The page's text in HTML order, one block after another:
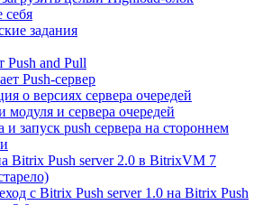
себя
задания
Push and Pull
Push-сервер
о версиях сервера очередей
модуля и сервера очередей
и запуск push сервера на стороннем
Bitrix Push server 2.0 в BitrixVM 7
с Bitrix Push server 1.0 на Bitrix Push